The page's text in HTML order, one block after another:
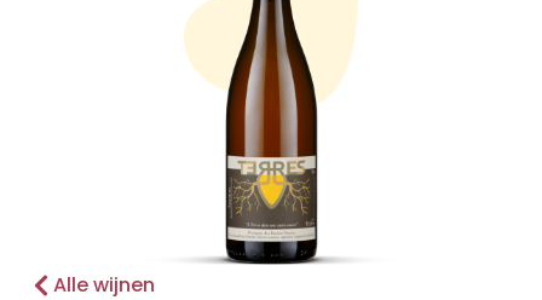
Alle wijnen